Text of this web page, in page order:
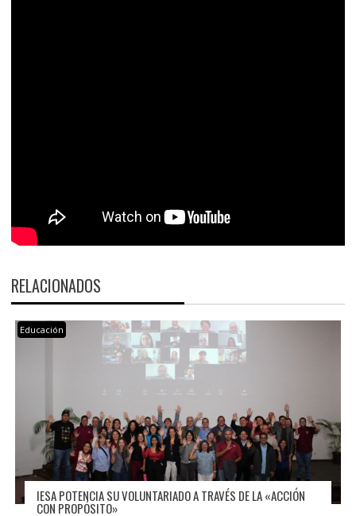
RELACIONADOS
Educación
IESA POTENCIA SU VOLUNTARIADO A TRAVÉS DE LA «ACCIÓN
CON PROPÓSITO»